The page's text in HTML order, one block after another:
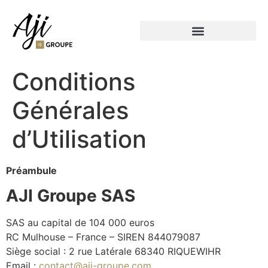
Conditions
Générales
d’Utilisation
Préambule
AJI Groupe SAS
SAS au capital de 104 000 euros
RC Mulhouse – France – SIREN 844079087
Siège social : 2 rue Latérale 68340 RIQUEWIHR